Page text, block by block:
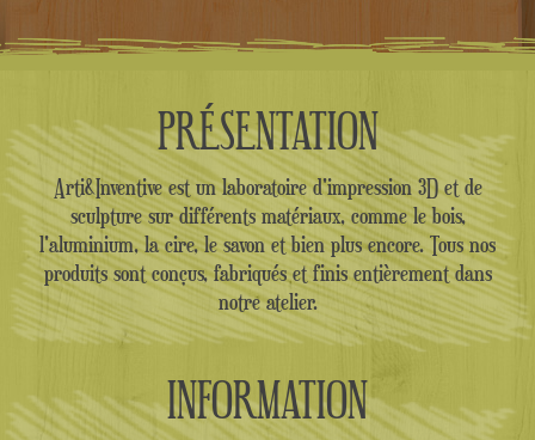
PRÉSENTATION
Arti&Inventive est un laboratoire d'impression 3D et de
sculpture sur différents matériaux, comme le bois,
l'aluminium, la cire, le savon et bien plus encore. Tous nos
produits sont conçus, fabriqués et finis entièrement dans
notre atelier.
INFORMATION